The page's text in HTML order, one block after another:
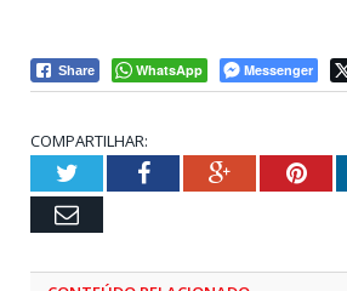
Share WhatsApp Messenger
COMPARTILHAR:
TwitterFacebookGoogle+
Email